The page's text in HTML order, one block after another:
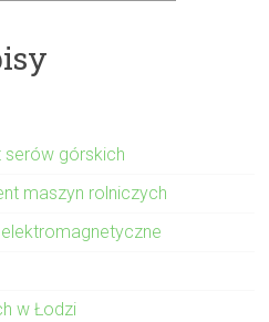
serów górskich
maszyn rolniczych
w Łodzi